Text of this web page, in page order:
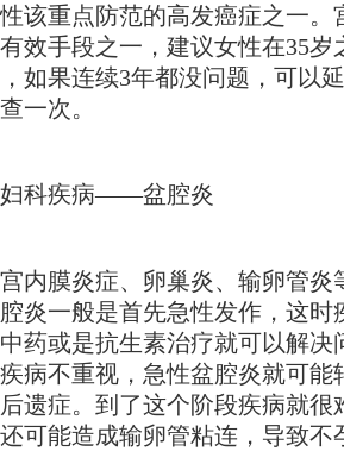
该重点防范的高发癌症之一。
效手段之一，建议女性在35岁
如果连续3年都没问题，可以
一次。
妇科疾病——盆腔炎
内膜炎症、卵巢炎、输卵管炎
炎一般是首先急性发作，这时
药或是抗生素治疗就可以解决
病不重视，急性盆腔炎就可能
遗症。到了这个阶段疾病就很
可能造成输卵管粘连，导致不